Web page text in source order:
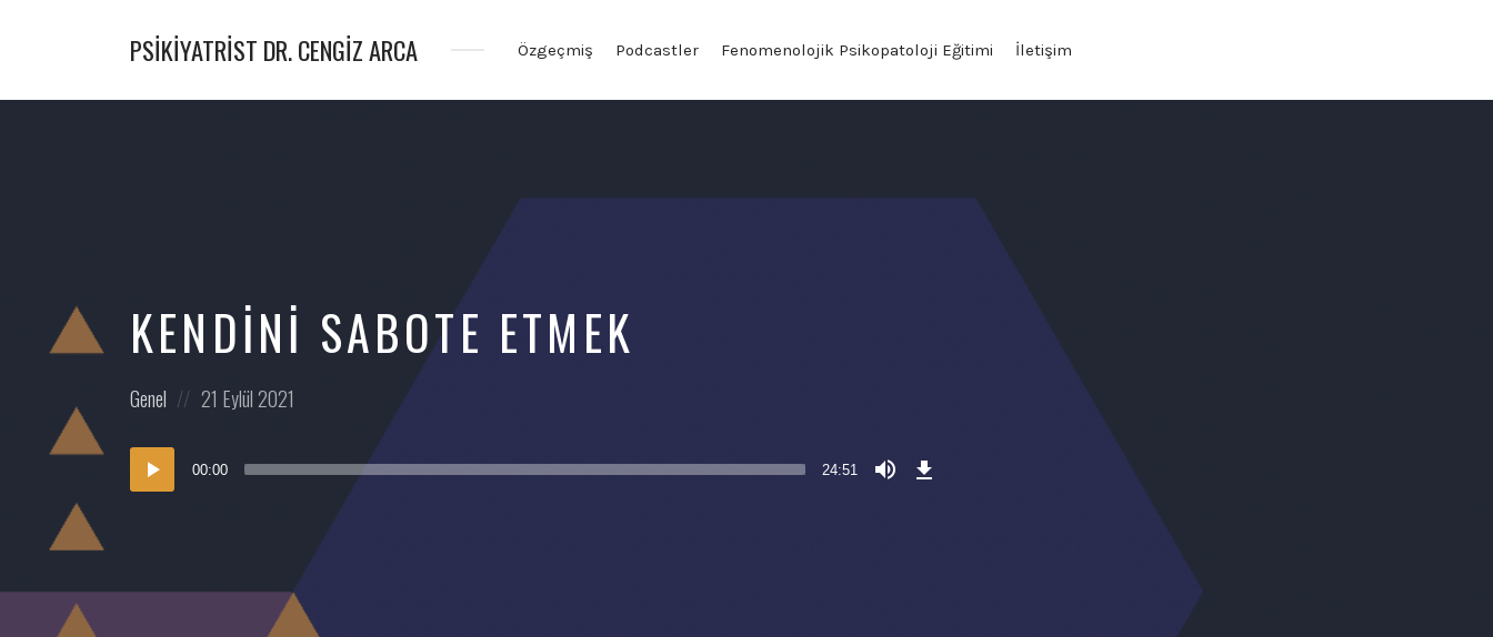
PSIKIYATRIST DR. CENGIZ ARCA
&
Özgeçmiş Podcastler Fenomenolojik Psikopatoloji Eğitimi İletişim
KENDINI SABOTE ETMEK
Posted
Genel
Posted
21 Eylül 2021
Ses
oynatıcı
00:00 24:51